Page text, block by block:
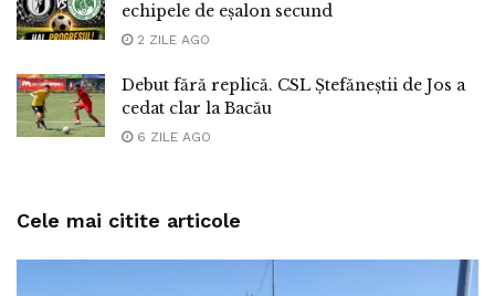
echipele de eșalon secund
2 ZILE AGO
Debut fără replică. CSL Ștefăneștii de Jos a
cedat clar la Bacău
6 ZILE AGO
Cele mai citite articole